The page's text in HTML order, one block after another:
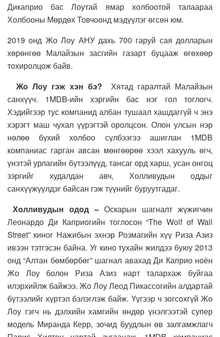
Дикаприо бас Лоутай ямар холбоотой талаараа
Холбооны Мөрдөх Товчоонд мэдүүлэг өгсөн юм.
2019 онд Жо Лоу АНУ дахь 700 гаруй сая долларын
хөрөнгөө Малайзын засгийн газарт буцааж өгөхөөр
тохиролцож байв.
Жо Лоу гэж хэн бэ? Хятад гаралтай Малайзын
санхүүч. 1MDB-ийн хэргийн бас нэг гол тоглогч.
Хэдийгээр тус компанид албан тушаал хашдаггүй ч энэ
хэрэгт маш чухал үүрэгтэй оролцсон. Олон улсын нэр
нөлөө бүхий холбоо сүлбээгээ ашиглан 1MDB
компаниас гарган авсан мөнгөөрөө хээл хахууль өгч,
үнэтэй урлагийн бүтээлүүд, тансаг орд харш, усан онгоц
зэргийг худалдан авч, Холливудын оддыг
санхүүжүүлдэг байсан гэж түүнийг буруутгадаг.
Холливудын одод – Оскарын шагналт жүжигчин
Леонардо Ди Каприогийн тоглосон “The Wolf of Wall
Street” киног Нажибын эхнэр Розмагийн хүү Риза Азиз
ивээн тэтгэсэн байна. Уг кино тухайн жилдээ буюу 2013
онд “Алтан бөмбөрбөг” шагнал авахад Ди Каприо ноён
Жо Лоу болон Риза Азиз нарт талархаж буйгаа
илэрхийлж байжээ. Жо Лоу Леод Пикассогийн алдартай
бүтээлийг хүртэл бэлэглэж байж. Үүгээр ч зогсохгүй Жо
Лоу гэгч нь дэлхийн хамгийн өндөр үнэлгээтэй супер
модель Миранда Керр, зочид буудлын өв залгамжлагч